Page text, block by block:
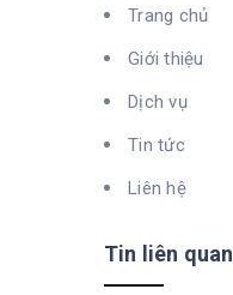
Trang chủ
Giới thiệu
Dịch vụ
Tin tức
Liên hệ
Tin liên quan